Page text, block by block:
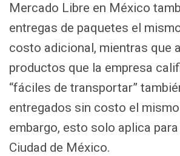
Mercado Libre en México
entregas de paquetes el
costo adicional, mientras que
productos que la empresa
“fáciles de transportar”
entregados sin costo el
embargo, esto solo aplica
Ciudad de México.